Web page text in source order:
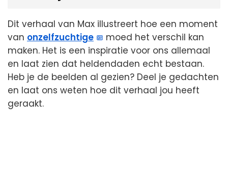
Dit verhaal van Max illustreert hoe een moment
van onzelfzuchtige
moed het verschil kan
maken. Het is een inspiratie voor ons allemaal
en laat zien dat heldendaden echt bestaan.
Heb je de beelden al gezien? Deel je gedachten
en laat ons weten hoe dit verhaal jou heeft
geraakt.